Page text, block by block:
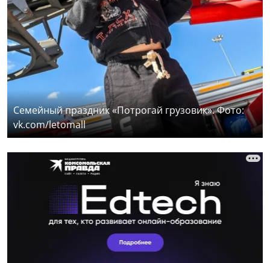
Семейный праздник «Потрогай грузовик». Фото:
vk.com/letomall